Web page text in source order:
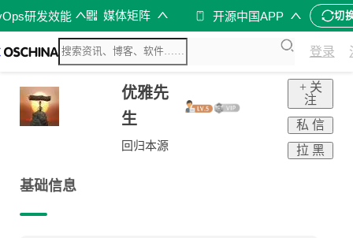
研发效能 媒体矩阵 开源中国APP 切
登录
优雅先
生
回归本源
+ 关
注
私 信
拉 黑
基础信息